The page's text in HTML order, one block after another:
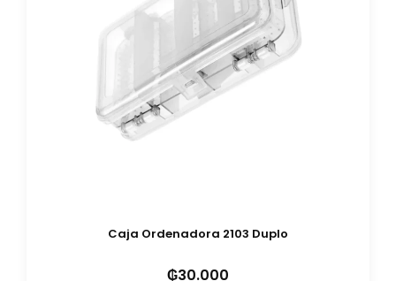
Caja Ordenadora 2103 Duplo
₲30.000